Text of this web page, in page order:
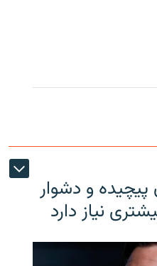
پیچیده و دشوار
نیاز دارد